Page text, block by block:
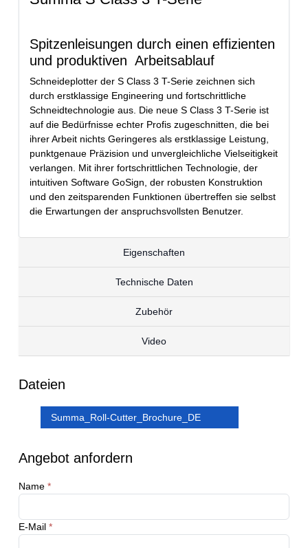
Spitzenleisungen durch einen effizienten
und produktiven Arbeitsablauf
Schneideplotter der S Class 3 T-Serie zeichnen sich
durch erstklassige Engineering und fortschrittliche
Schneidtechnologie aus. Die neue S Class 3 T-Serie ist
auf die Bedürfnisse echter Profis zugeschnitten, die bei
ihrer Arbeit nichts Geringeres als erstklassige Leistung,
punktgenaue Präzision und unvergleichliche Vielseitigkeit
verlangen. Mit ihrer fortschrittlichen Technologie, der
intuitiven Software GoSign, der robusten Konstruktion
und den zeitsparenden Funktionen übertreffen sie selbst
die Erwartungen der anspruchsvollsten Benutzer.
Eigenschaften
Technische Daten
Zubehör
Video
Dateien
Summa_Roll-Cutter_Brochure_DE
Angebot anfordern
Name *
E-Mail *